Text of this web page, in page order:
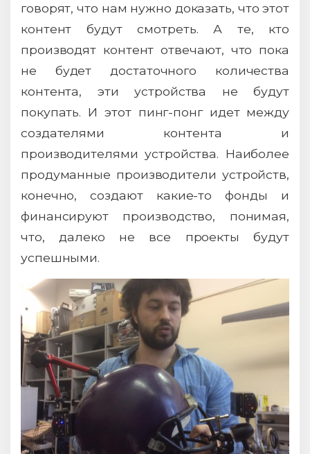
говорят, что нам нужно доказать, что этот
контент будут смотреть. А те, кто
производят контент отвечают, что пока
не будет достаточного количества
контента, эти устройства не будут
покупать. И этот пинг-понг идет между
создателями контента и
производителями устройства. Наиболее
продуманные производители устройств,
конечно, создают какие-то фонды и
финансируют производство, понимая,
что, далеко не все проекты будут
успешными.